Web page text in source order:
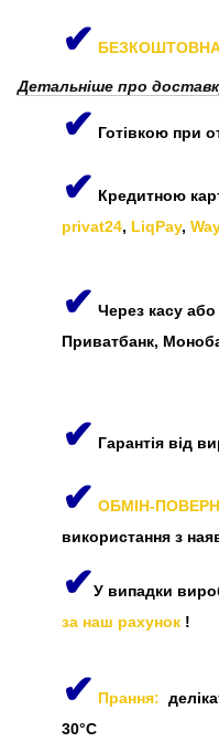
✔
Детальніше про
✔ Готівкою при
✔ Кредитною
privat24, LiqPay,
✔ Через касу
Приватбанк,
✔ Гарантія від
✔ ОБМІН-
використання з
✔У випадки
за наш рахунок !
✔ Прання:
30°C